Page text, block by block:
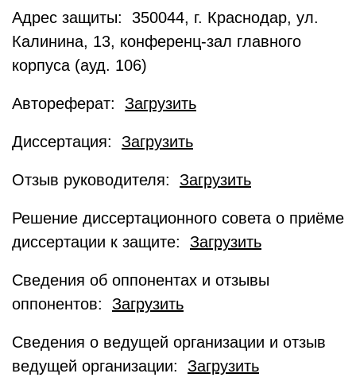
Адрес защиты: 350044, г. Краснодар, ул.
Калинина, 13, конференц-зал главного
корпуса (ауд. 106)
Автореферат: Загрузить
Диссертация: Загрузить
Отзыв руководителя: Загрузить
Решение диссертационного совета о приёме
диссертации к защите: Загрузить
Сведения об оппонентах и отзывы
оппонентов: Загрузить
Сведения о ведущей организации и отзыв
ведущей организации: Загрузить